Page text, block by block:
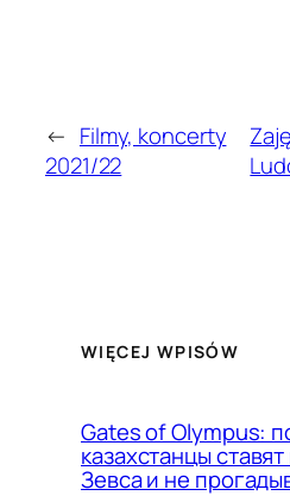
← Filmy, koncerty
2021/22
WIĘCEJ WPISÓW
Gates of Olympus:
казахстанцы
Зевса и не